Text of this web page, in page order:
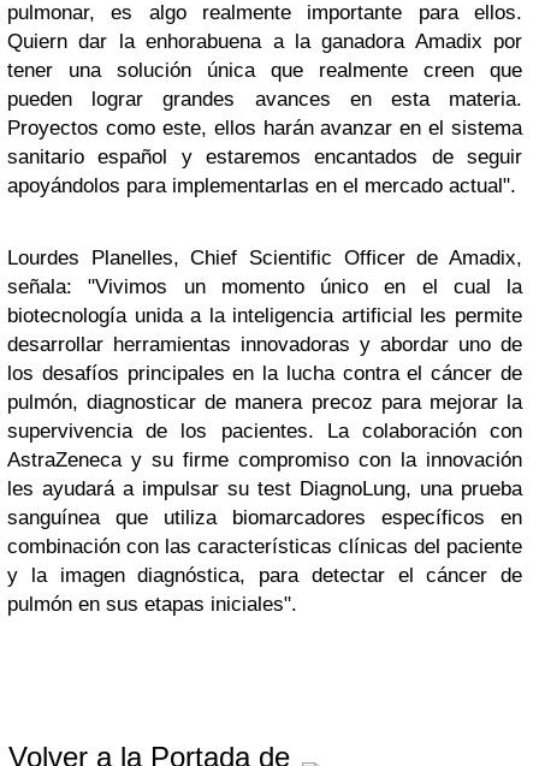
pulmonar, es algo realmente importante para ellos.
Quiern dar la enhorabuena a la ganadora Amadix por
tener una solución única que realmente creen que
pueden lograr grandes avances en esta materia.
Proyectos como este, ellos harán avanzar en el sistema
sanitario español y estaremos encantados de seguir
apoyándolos para implementarlas en el mercado actual".
Lourdes Planelles, Chief Scientific Officer de Amadix,
señala: "Vivimos un momento único en el cual la
biotecnología unida a la inteligencia artificial les permite
desarrollar herramientas innovadoras y abordar uno de
los desafíos principales en la lucha contra el cáncer de
pulmón, diagnosticar de manera precoz para mejorar la
supervivencia de los pacientes. La colaboración con
AstraZeneca y su firme compromiso con la innovación
les ayudará a impulsar su test DiagnoLung, una prueba
sanguínea que utiliza biomarcadores específicos en
combinación con las características clínicas del paciente
y la imagen diagnóstica, para detectar el cáncer de
pulmón en sus etapas iniciales".
Volver a la Portada de